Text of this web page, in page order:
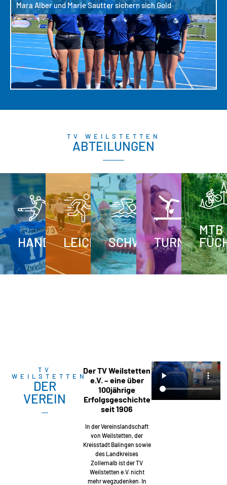
Mara Alber und Marie Sautter sichern sich Gold
TV WEILSTETTEN
ABTEILUNGEN
HANDBALLLEICHTATHLETIK
SCHWIMMEN
TURNEN
MTB
TV
WEILSTETTEN
DER
VEREIN
Der TV Weilstetten
e.V. – eine über
100jährige
Erfolgsgeschichte
seit 1906
In der Vereinslandschaft
von Weilstetten, der
Kreisstadt Balingen sowie
des Landkreises
Zollernalb ist der TV
Weilstetten e.V. nicht
mehr wegzudenken. In